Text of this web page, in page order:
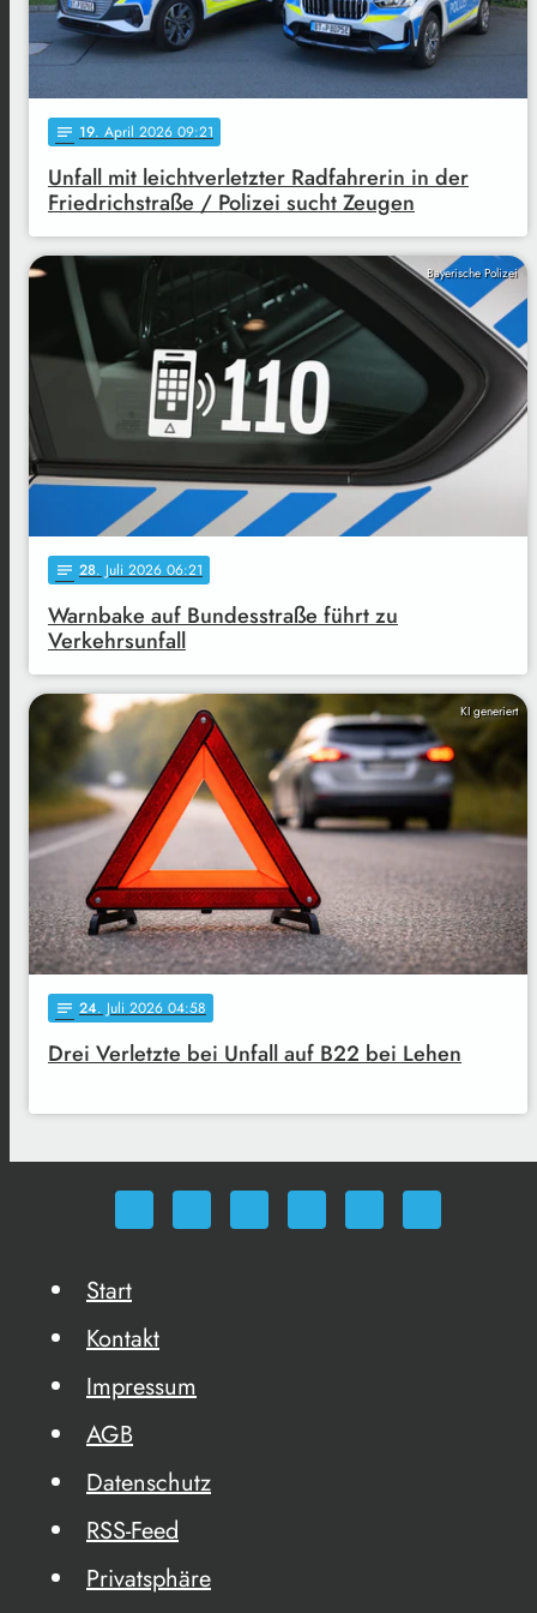
notes 19. April 2026 09:21
Unfall mit leichtverletzter Radfahrerin in der
Friedrichstraße / Polizei sucht Zeugen
Bayerische Polizei
notes 28. Juli 2026 06:21
Warnbake auf Bundesstraße führt zu
Verkehrsunfall
KI generiert
notes 24. Juli 2026 04:58
Drei Verletzte bei Unfall auf B22 bei Lehen
Start
Kontakt
Impressum
AGB
Datenschutz
RSS-Feed
Privatsphäre